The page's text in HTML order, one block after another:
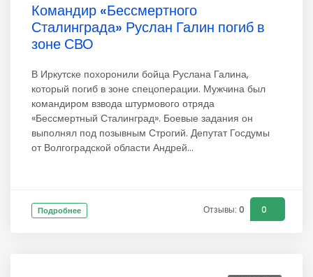
Командир «Бессмертного
Сталинграда» Руслан Галин погиб в
зоне СВО
В Иркутске похоронили бойца Руслана Галина,
который погиб в зоне спецоперации. Мужчина был
командиром взвода штурмового отряда
«Бессмертный Сталинград». Боевые задания он
выполнял под позывным Строгий. Депутат Госдумы
от Волгоградской области Андрей...
Подробнее Отзывы: 0 0